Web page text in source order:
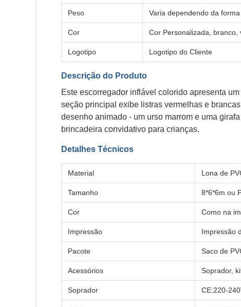
Peso Varia dependendo da forma
Cor Cor Personalizada,
Logotipo Logotipo do Cliente
Descrição do Produto
Este escorregador inflável colorido apresenta
seção principal exibe listras vermelhas e
desenho animado - um urso marrom e uma
brincadeira convidativo para crianças.
Detalhes Técnicos
Material Lona de
Tamanho 8*6*6m ou
Cor Como na
Impressão Impressão
Pacote Saco de
Acessórios Soprador,
Soprador CE:220-